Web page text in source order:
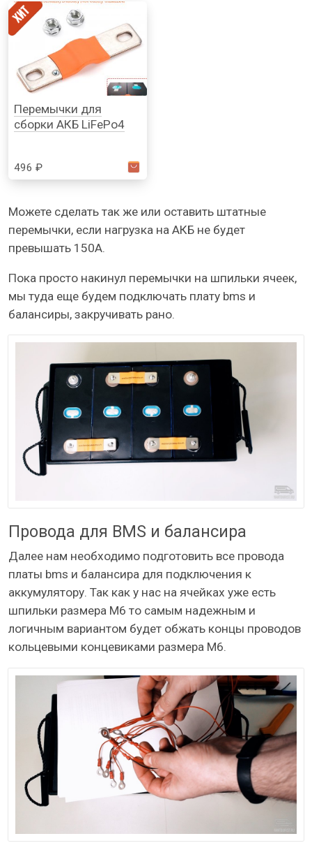
Перемычки для
сборки АКБ LiFePo4
496 ₽
Можете сделать так же или оставить штатные
перемычки, если нагрузка на АКБ не будет
превышать 150А.
Пока просто накинул перемычки на шпильки ячеек,
мы туда еще будем подключать плату bms и
балансиры, закручивать рано.
Провода для BMS и балансира
Далее нам необходимо подготовить все провода
платы bms и балансира для подключения к
аккумулятору. Так как у нас на ячейках уже есть
шпильки размера М6 то самым надежным и
логичным вариантом будет обжать концы проводов
кольцевыми концевиками размера М6.